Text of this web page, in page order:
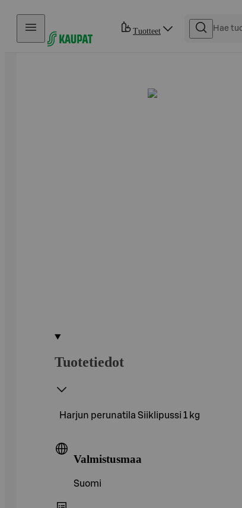
Hyppää sisältöön
Tuotteet
Tuotetiedot
Harjun perunatila Siiklipussi 1 kg
Valmistusmaa
Suomi